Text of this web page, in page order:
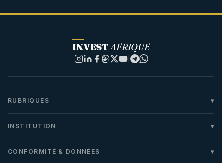
INVEST AFRIQUE
|
RUBRIQUES
INSTITUTION
CONFORMITÉ & DONNÉES